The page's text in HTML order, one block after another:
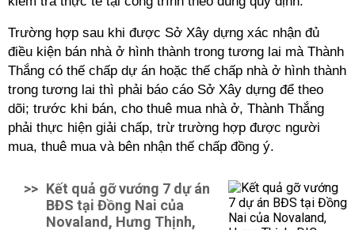
Trường hợp sau khi được Sở Xây dựng xác nhận đủ
điều kiện bán nhà ở hình thành trong tương lai mà Thành
Thắng có thế chấp dự án hoặc thế chấp nhà ở hình thành
trong tương lai thì phải báo cáo Sở Xây dựng để theo
dõi; trước khi bán, cho thuê mua nhà ở, Thành Thắng
phải thực hiện giải chấp, trừ trường hợp được người
mua, thuê mua và bên nhận thế chấp đồng ý.
>> Kết quả gỡ vướng 7 dự án
BĐS tại Đồng Nai của
Novaland, Hưng Thịnh,